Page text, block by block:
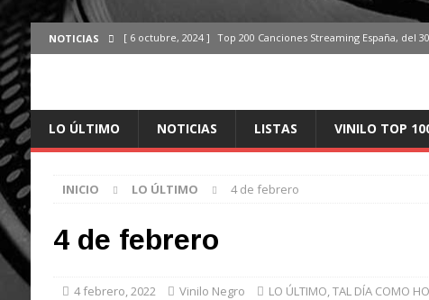
NOTICIAS [ 6 octubre, 2024 ] Top 200 Canciones Streaming España, del
ÚLTIMO
ÚLTIMO
LO ÚLTIMO NOTICIAS LISTAS VINILO TOP
INICIO LO ÚLTIMO 4 de febrero
4 de febrero
4 febrero, 2022 Vinilo Negro LO ÚLTIMO,TAL DÍA COMO